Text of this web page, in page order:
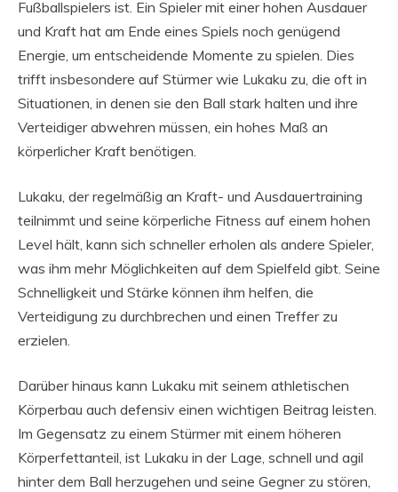
Fußballspielers ist. Ein Spieler mit einer hohen Ausdauer
und Kraft hat am Ende eines Spiels noch genügend
Energie, um entscheidende Momente zu spielen. Dies
trifft insbesondere auf Stürmer wie Lukaku zu, die oft in
Situationen, in denen sie den Ball stark halten und ihre
Verteidiger abwehren müssen, ein hohes Maß an
körperlicher Kraft benötigen.
Lukaku, der regelmäßig an Kraft- und Ausdauertraining
teilnimmt und seine körperliche Fitness auf einem hohen
Level hält, kann sich schneller erholen als andere Spieler,
was ihm mehr Möglichkeiten auf dem Spielfeld gibt. Seine
Schnelligkeit und Stärke können ihm helfen, die
Verteidigung zu durchbrechen und einen Treffer zu
erzielen.
Darüber hinaus kann Lukaku mit seinem athletischen
Körperbau auch defensiv einen wichtigen Beitrag leisten.
Im Gegensatz zu einem Stürmer mit einem höheren
Körperfettanteil, ist Lukaku in der Lage, schnell und agil
hinter dem Ball herzugehen und seine Gegner zu stören,